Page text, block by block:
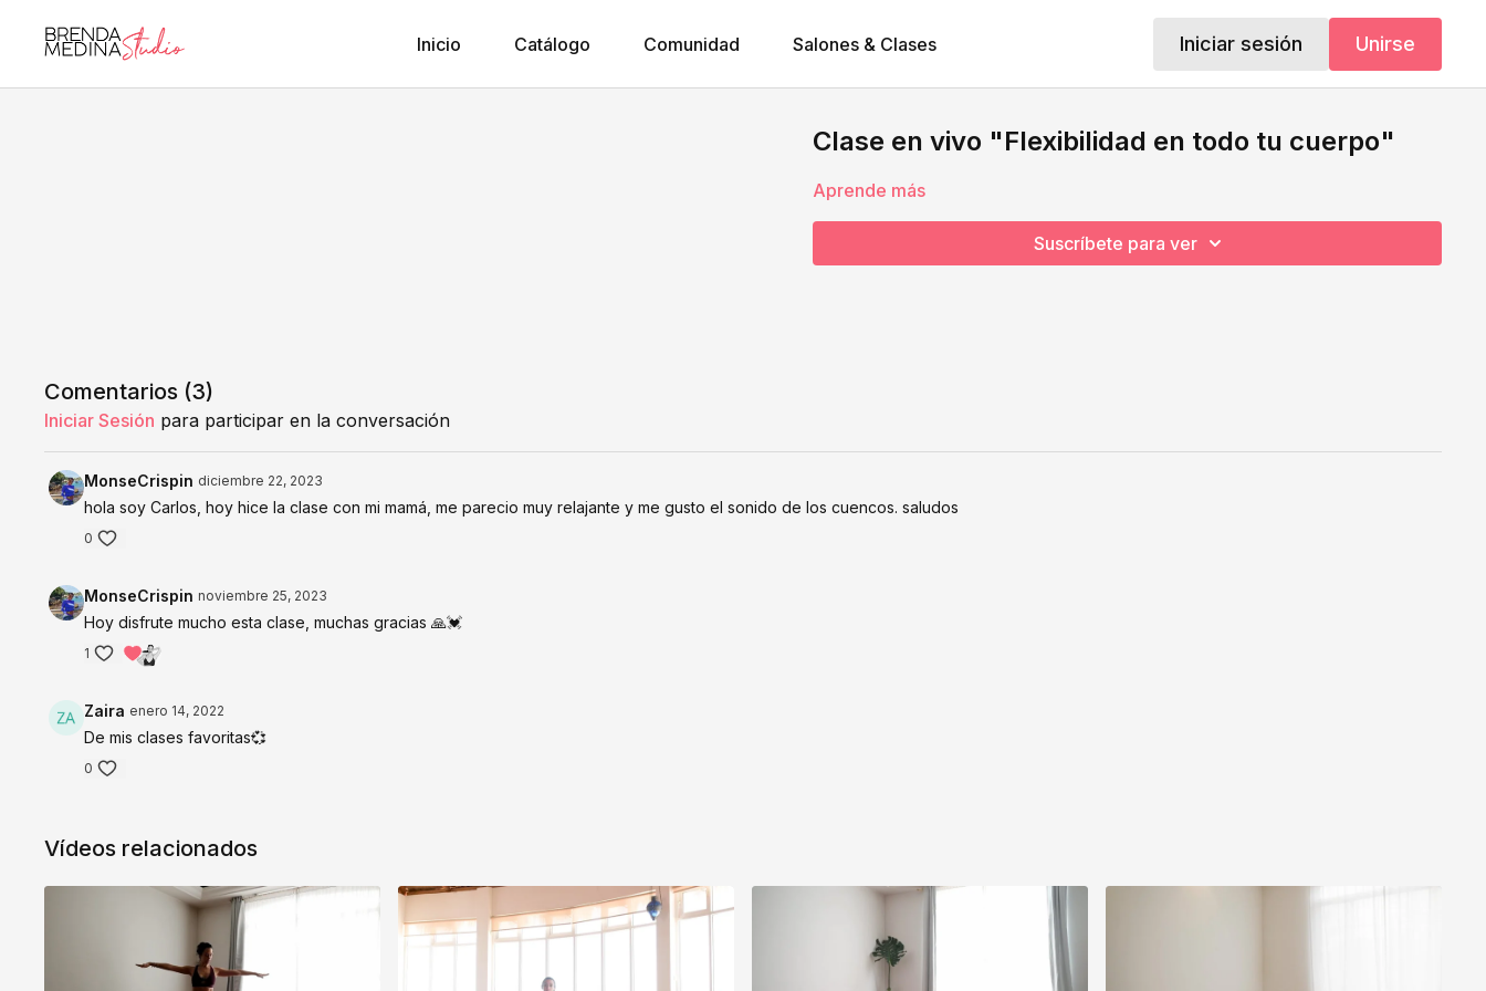
Inicio Catálogo Comunidad Salones & Clases Iniciar sesión Unirse
Clase en vivo "Flexibilidad en todo tu cuerpo"
Aprende más
Suscríbete para ver
Comentarios (3)
Iniciar Sesión para participar en la conversación
MonseCrispin diciembre 22, 2023
hola soy Carlos, hoy hice la clase con mi mamá, me parecio muy relajante y me gusto el sonido de los cuencos. saludos
0
MonseCrispin noviembre 25, 2023
Hoy disfrute mucho esta clase, muchas gracias 🙏💓
1
Zaira enero 14, 2022
De mis clases favoritas💞
0
Vídeos relacionados